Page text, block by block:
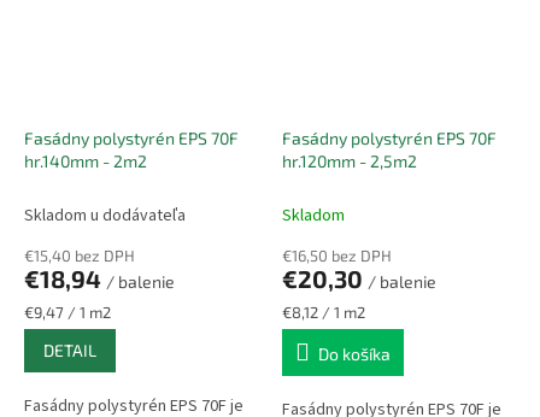
Fasádny polystyrén EPS 70F
hr.140mm - 2m2
Skladom u dodávateľa
€15,40 bez DPH
€18,94 / balenie
Jednotková
cena:
€9,47 / 1 m2
DETAIL
Fasádny polystyrén EPS 70F je
Fasádny polystyrén EPS 70F
hr.120mm - 2,5m2
Skladom
€16,50 bez DPH
€20,30 / balenie
Jednotková
cena:
€8,12 / 1 m2
Do košíka
Fasádny polystyrén EPS 70F je